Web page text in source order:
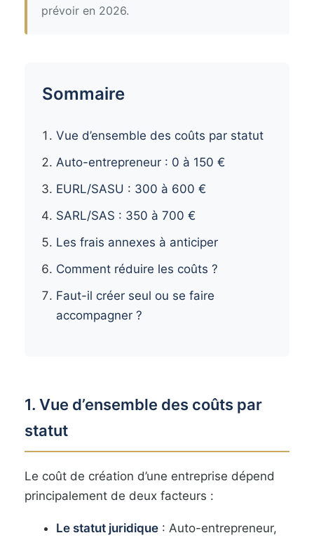
prévoir en 2026.
Sommaire
Vue d’ensemble des coûts par statut
Auto-entrepreneur : 0 à 150 €
EURL/SASU : 300 à 600 €
SARL/SAS : 350 à 700 €
Les frais annexes à anticiper
Comment réduire les coûts ?
Faut-il créer seul ou se faire
accompagner ?
1. Vue d’ensemble des coûts par
statut
Le coût de création d’une entreprise dépend
principalement de deux facteurs :
Le statut juridique : Auto-entrepreneur,